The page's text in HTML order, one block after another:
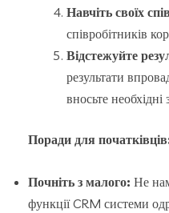
Навчіть своїх
співробітників
Відстежуйте
результати
вносьте необхідні
Поради для
Почніть з малого: Не
функції CRM системи